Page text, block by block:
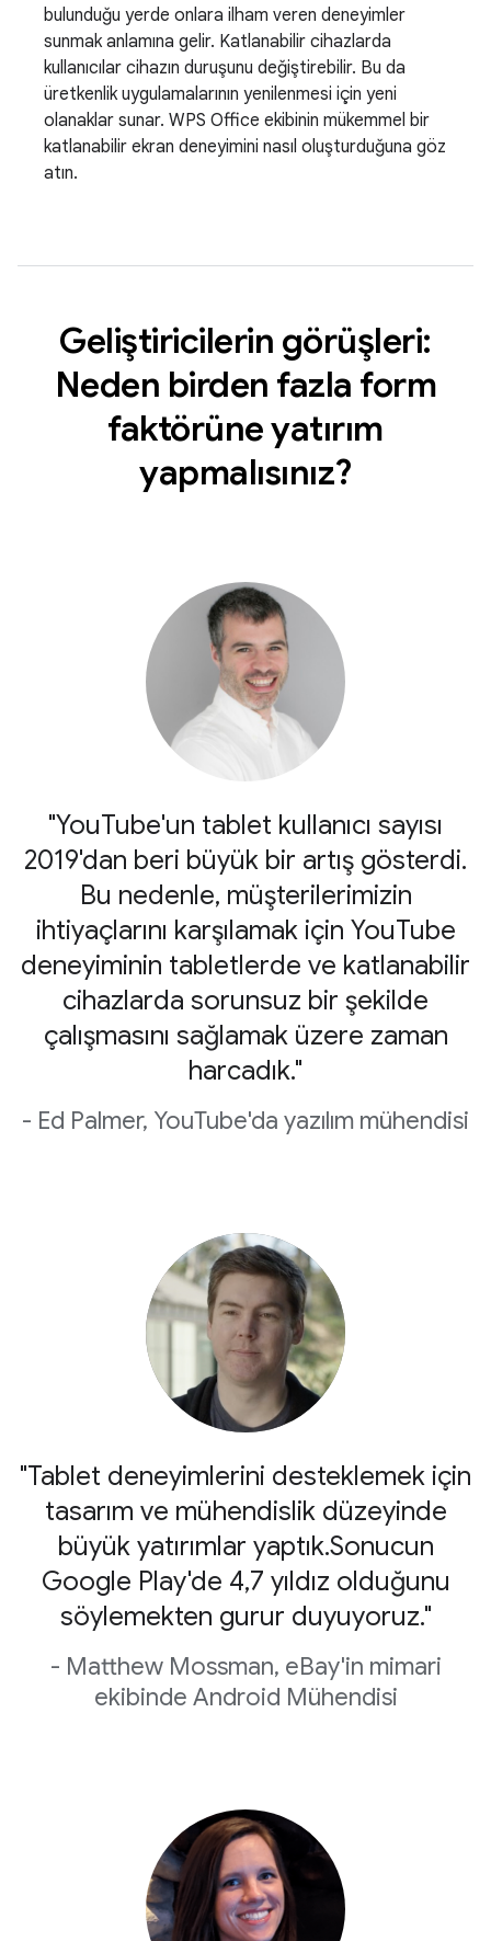
bulunduğu yerde onlara ilham veren deneyimler
sunmak anlamına gelir. Katlanabilir cihazlarda
kullanıcılar cihazın duruşunu değiştirebilir. Bu da
üretkenlik uygulamalarının yenilenmesi için yeni
olanaklar sunar. WPS Office ekibinin mükemmel bir
katlanabilir ekran deneyimini nasıl oluşturduğuna göz
atın.
Geliştiricilerin görüşleri:
Neden birden fazla form
faktörüne yatırım
yapmalısınız?
"YouTube'un tablet kullanıcı sayısı
2019'dan beri büyük bir artış gösterdi.
Bu nedenle, müşterilerimizin
ihtiyaçlarını karşılamak için YouTube
deneyiminin tabletlerde ve katlanabilir
cihazlarda sorunsuz bir şekilde
çalışmasını sağlamak üzere zaman
harcadık."
- Ed Palmer, YouTube'da yazılım mühendisi
"Tablet deneyimlerini desteklemek için
tasarım ve mühendislik düzeyinde
büyük yatırımlar yaptık.Sonucun
Google Play'de 4,7 yıldız olduğunu
söylemekten gurur duyuyoruz."
- Matthew Mossman, eBay'in mimari
ekibinde Android Mühendisi